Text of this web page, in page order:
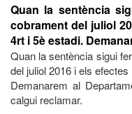
Quan la sentència
cobrament del juliol
4rt i 5è estadi.
Quan la sentència sigui
del juliol 2016 i els
Demanarem al
calgui reclamar.